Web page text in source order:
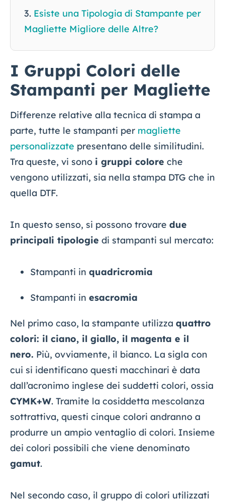
Esiste una Tipologia di Stampante per
Magliette Migliore delle Altre?
I Gruppi Colori delle
Stampanti per Magliette
Differenze relative alla tecnica di stampa a
parte, tutte le stampanti per magliette
personalizzate presentano delle similitudini.
Tra queste, vi sono i gruppi colore che
vengono utilizzati, sia nella stampa DTG che in
quella DTF.
In questo senso, si possono trovare due
principali tipologie di stampanti sul mercato:
Stampanti in quadricromia
Stampanti in esacromia
Nel primo caso, la stampante utilizza quattro
colori: il ciano, il giallo, il magenta e il
nero. Più, ovviamente, il bianco. La sigla con
cui si identificano questi macchinari è data
dall’acronimo inglese dei suddetti colori, ossia
CYMK+W. Tramite la cosiddetta mescolanza
sottrattiva, questi cinque colori andranno a
produrre un ampio ventaglio di colori. Insieme
dei colori possibili che viene denominato
gamut.
Nel secondo caso, il gruppo di colori utilizzati